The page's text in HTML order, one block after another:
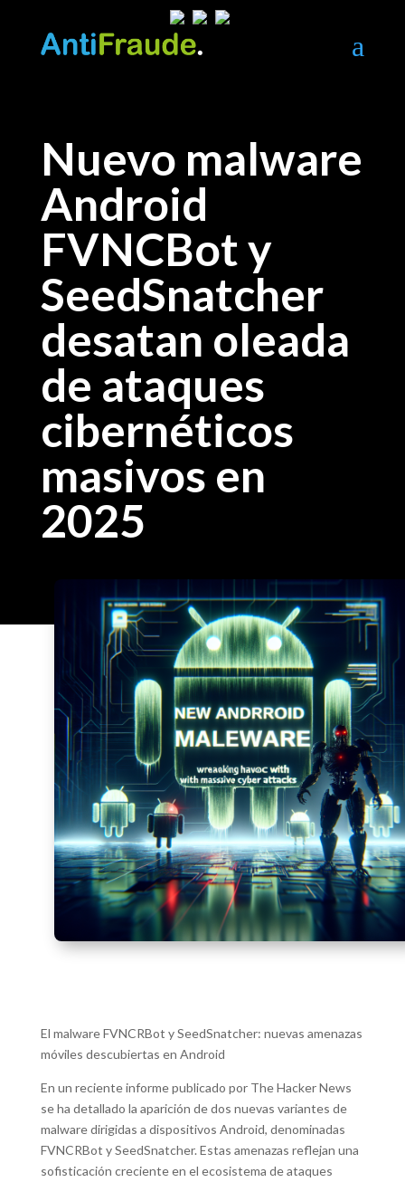
a
Nuevo malware
Android
FVNCBot y
SeedSnatcher
desatan oleada
de ataques
cibernéticos
masivos en
2025
El malware FVNCRBot y SeedSnatcher: nuevas amenazas
móviles descubiertas en Android
En un reciente informe publicado por The Hacker News
se ha detallado la aparición de dos nuevas variantes de
malware dirigidas a dispositivos Android, denominadas
FVNCRBot y SeedSnatcher. Estas amenazas reflejan una
sofisticación creciente en el ecosistema de ataques